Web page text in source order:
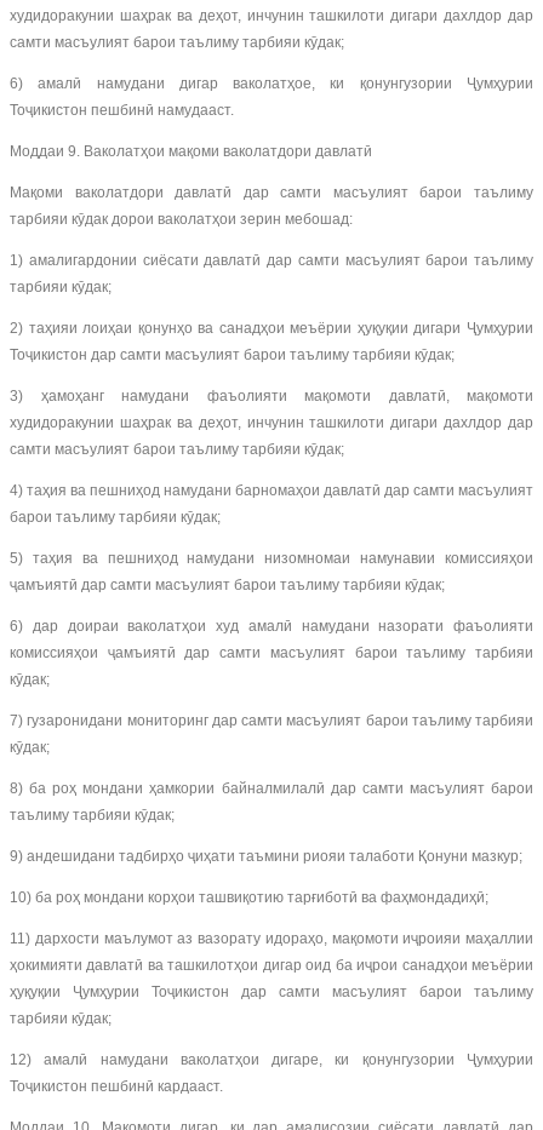
худидоракунии шаҳрак ва деҳот, инчунин ташкилоти дигари дахлдор дар
самти масъулият барои таълиму тарбияи кӯдак;
6) амалӣ намудани дигар ваколатҳое, ки қонунгузории Ҷумҳурии
Тоҷикистон пешбинӣ намудааст.
Моддаи 9. Ваколатҳои мақоми ваколатдори давлатӣ
Мақоми ваколатдори давлатӣ дар самти масъулият барои таълиму
тарбияи кӯдак дорои ваколатҳои зерин мебошад:
1) амалигардонии сиёсати давлатӣ дар самти масъулият барои таълиму
тарбияи кӯдак;
2) таҳияи лоиҳаи қонунҳо ва санадҳои меъёрии ҳуқуқии дигари Ҷумҳурии
Тоҷикистон дар самти масъулият барои таълиму тарбияи кӯдак;
3) ҳамоҳанг намудани фаъолияти мақомоти давлатӣ, мақомоти
худидоракунии шаҳрак ва деҳот, инчунин ташкилоти дигари дахлдор дар
самти масъулият барои таълиму тарбияи кӯдак;
4) таҳия ва пешниҳод намудани барномаҳои давлатӣ дар самти масъулият
барои таълиму тарбияи кӯдак;
5) таҳия ва пешниҳод намудани низомномаи намунавии комиссияҳои
ҷамъиятӣ дар самти масъулият барои таълиму тарбияи кӯдак;
6) дар доираи ваколатҳои худ амалӣ намудани назорати фаъолияти
комиссияҳои ҷамъиятӣ дар самти масъулият барои таълиму тарбияи
кӯдак;
7) гузаронидани мониторинг дар самти масъулият барои таълиму тарбияи
кӯдак;
8) ба роҳ мондани ҳамкории байналмилалӣ дар самти масъулият барои
таълиму тарбияи кӯдак;
9) андешидани тадбирҳо ҷиҳати таъмини риояи талаботи Қонуни мазкур;
10) ба роҳ мондани корҳои ташвиқотию тарғиботӣ ва фаҳмондадиҳӣ;
11) дархости маълумот аз вазорату идораҳо, мақомоти иҷроияи маҳаллии
ҳокимияти давлатӣ ва ташкилотҳои дигар оид ба иҷрои санадҳои меъёрии
ҳуқуқии Ҷумҳурии Тоҷикистон дар самти масъулият барои таълиму
тарбияи кӯдак;
12) амалӣ намудани ваколатҳои дигаре, ки қонунгузории Ҷумҳурии
Тоҷикистон пешбинӣ кардааст.